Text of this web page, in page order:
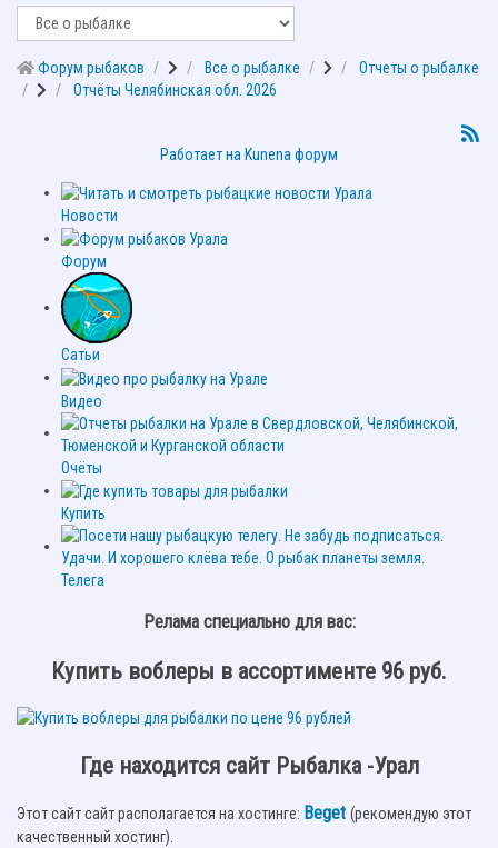
Форум рыбаков Все о рыбалке
Отчеты о рыбалке
Отчёты Челябинская обл. 2026
Работает на Kunena форум
Новости
Форум
Сатьи
Видео
Очёты
Купить
Телега
Релама специально для вас:
Купить воблеры в ассортименте 96 руб.
Где находится сайт Рыбалка -Урал
Этот сайт сайт располагается на хостинге: Beget (рекомендую этот
качественный хостинг).